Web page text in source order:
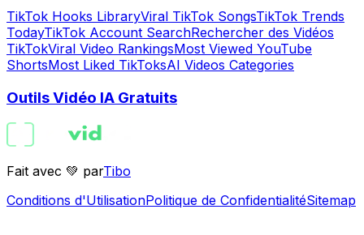
TikTok Hooks LibraryViral TikTok SongsTikTok Trends
TodayTikTok Account SearchRechercher des Vidéos
TikTokViral Video RankingsMost Viewed YouTube
ShortsMost Liked TikToksAI Videos Categories
Outils Vidéo IA Gratuits
Fait avec 💚 parTibo
Conditions d'UtilisationPolitique de ConfidentialitéSitemap